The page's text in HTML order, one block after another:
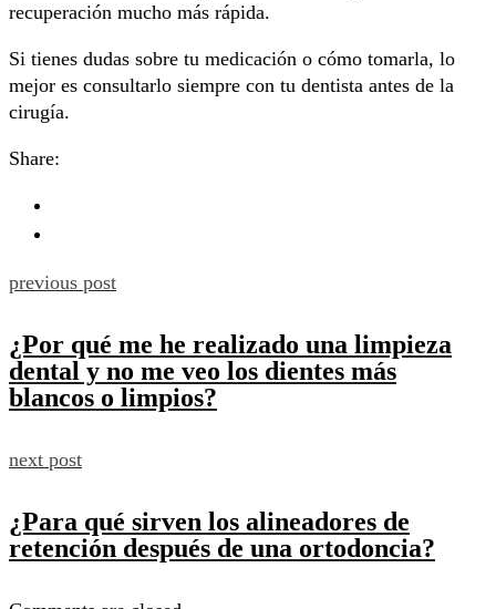
recuperación mucho más rápida.
Si tienes dudas sobre tu medicación o cómo tomarla, lo
mejor es consultarlo siempre con tu dentista antes de la
cirugía.
Share:
previous post
¿Por qué me he realizado una limpieza
dental y no me veo los dientes más
blancos o limpios?
next post
¿Para qué sirven los alineadores de
retención después de una ortodoncia?